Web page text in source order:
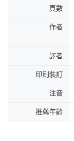
頁數
作者
譯者
印刷裝訂
注音
推薦年齡